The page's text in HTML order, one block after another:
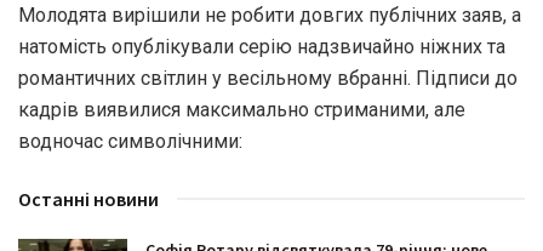
Молодята вирішили не робити довгих публічних заяв, а
натомість опублікували серію надзвичайно ніжних та
романтичних світлин у весільному вбранні. Підписи до
кадрів виявилися максимально стриманими, але
водночас символічними:
Останні новини